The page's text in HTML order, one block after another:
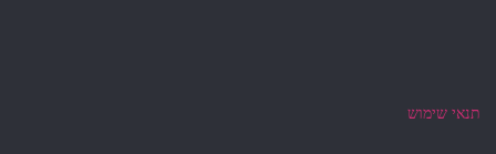
תנאי שימוש